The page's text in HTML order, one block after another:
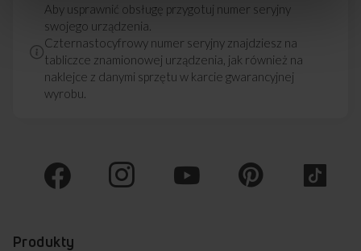
Aby usprawnić obsługę przygotuj numer seryjny
swojego urządzenia.
Czternastocyfrowy numer seryjny znajdziesz na
tabliczce znamionowej urządzenia, jak również na
naklejce z danymi sprzętu w karcie gwarancyjnej
wyrobu.
Produkty